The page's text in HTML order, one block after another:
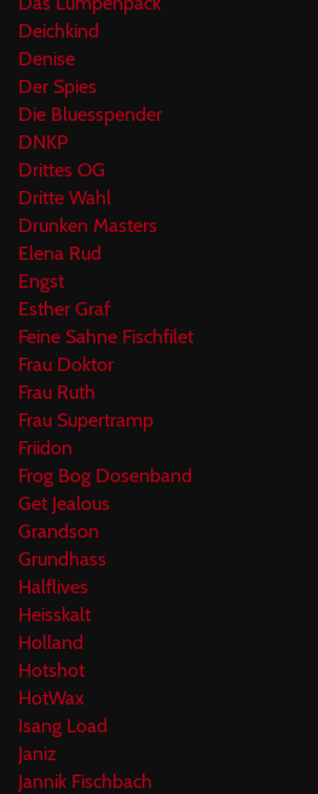
Deichkind
Denise
Der Spies
Die Bluesspender
DNKP
Drittes OG
Dritte Wahl
Drunken Masters
Elena Rud
Engst
Esther Graf
Feine Sahne Fischfilet
Frau Doktor
Frau Ruth
Frau Supertramp
Friidon
Frog Bog Dosenband
Get Jealous
Grandson
Grundhass
Halflives
Heisskalt
Holland
Hotshot
HotWax
Isang Load
Janiz
Jannik Fischbach